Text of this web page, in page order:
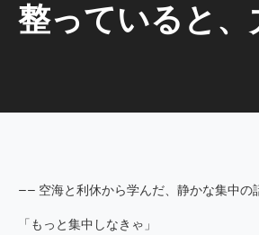
整っていると、
―― 空海と利休から学んだ、静かな集中の
「もっと集中しなきゃ」